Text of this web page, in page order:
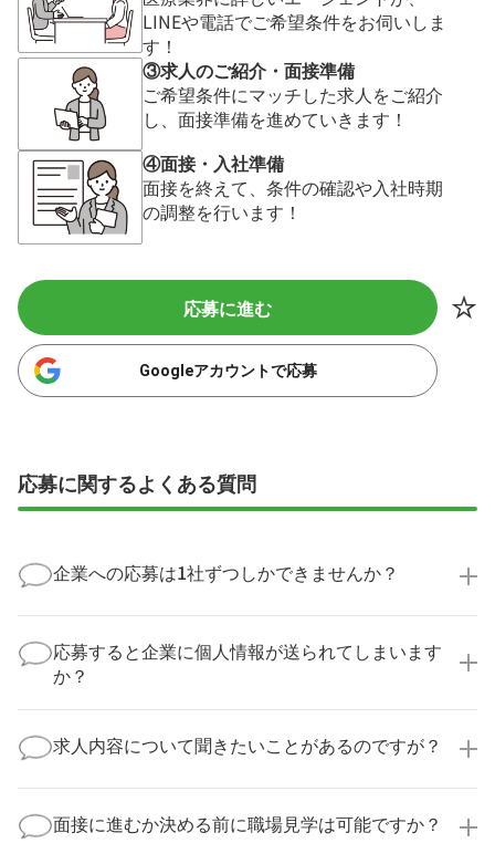
LINEや電話でご希望条件をお伺いしま
す！
③求人のご紹介・面接準備
ご希望条件にマッチした求人をご紹介
し、面接準備を進めていきます！
④面接・入社準備
面接を終えて、条件の確認や入社時期
の調整を行います！
応募に進む
Googleアカウントで応募
応募に関するよくある質問
企業への応募は1社ずつしかできませんか？
実際に医療キャリアナビを利用して転職に成功した方
の多くは、複数応募して自分に合った職場を選ばれて
います。
応募すると企業に個人情報が送られてしまいます
か？
業様に個人情報が送られることはありません！
より詳細な求人情報をご確認いただいた上で、転職希
求人内容について聞きたいことがあるのですが？
してお答えいたします。
勤務体制や職場の雰囲気、研修制度など、どんな小さ
面接に進むか決める前に職場見学は可能ですか？